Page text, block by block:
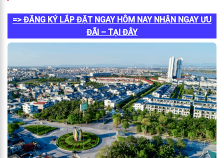
=> ĐĂNG KÝ LẮP ĐẶT NGAY HÔM NAY NHẬN NGAY ƯU
ĐÃI – TẠI ĐÂY